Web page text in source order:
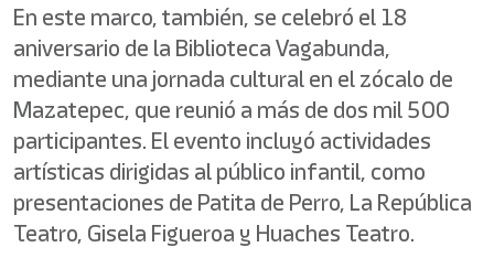
En este marco, también, se celebró el 18
aniversario de la Biblioteca Vagabunda,
mediante una jornada cultural en el zócalo de
Mazatepec, que reunió a más de dos mil 500
participantes. El evento incluyó actividades
artísticas dirigidas al público infantil, como
presentaciones de Patita de Perro, La República
Teatro, Gisela Figueroa y Huaches Teatro.